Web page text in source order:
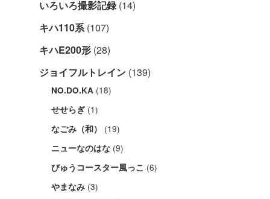
いろいろ撮影記録(14)
キハ110系(107)
キハE200形 (28)
ジョイフルトレイン (139)
NO.DO.KA (18)
せせらぎ (1)
なごみ（和） (19)
ニューなのはな (9)
びゅうコースター風っこ (6)
やまなみ (3)